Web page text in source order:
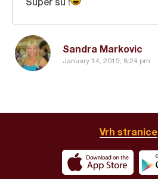
Sandra Markovic
January 14, 2015, 8:24 pm
Vrh stranice